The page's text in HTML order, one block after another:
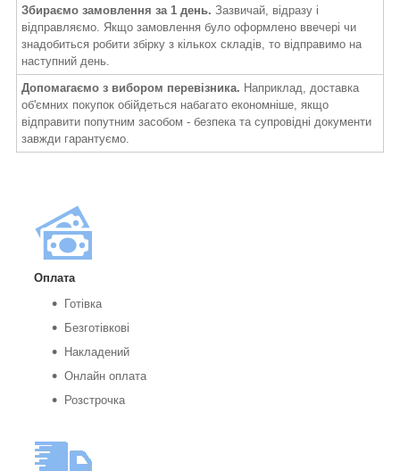
Збираємо замовлення за 1 день. Зазвичай, відразу і
відправляємо. Якщо замовлення було оформлено ввечері чи
знадобиться робити збірку з кількох складів, то відправимо на
наступний день.
Допомагаємо з вибором перевізника. Наприклад, доставка
об'ємних покупок обійдеться набагато економніше, якщо
відправити попутним засобом - безпека та супровідні документи
завжди гарантуємо.
Оплата
Готівка
Безготівкові
Накладений
Онлайн оплата
Розстрочка